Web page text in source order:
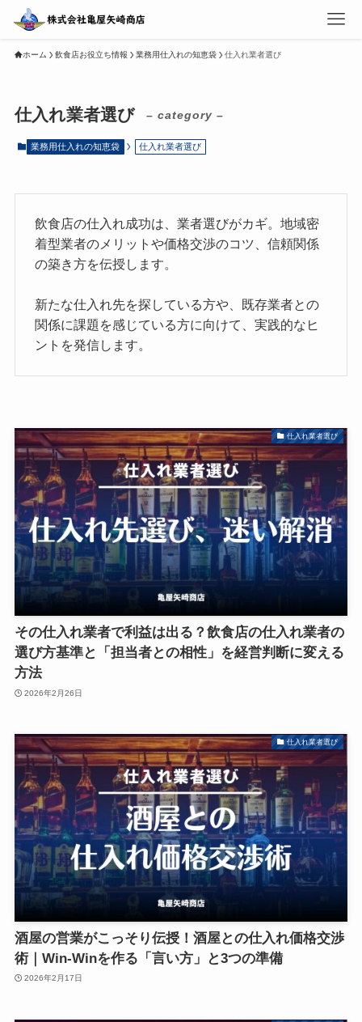
ホーム 飲食店お役立ち情報 業務用仕入れの知恵袋 仕入れ業者選び
仕入れ業者選び – category –
業務用仕入れの知恵袋 仕入れ業者選び
飲食店の仕入れ成功は、業者選びがカギ。地域密
着型業者のメリットや価格交渉のコツ、信頼関係
の築き方を伝授します。
新たな仕入れ先を探している方や、既存業者との
関係に課題を感じている方に向けて、実践的なヒ
ントを発信します。
仕入れ業者選び
その仕入れ業者で利益は出る？飲食店の仕入れ業者の
選び方基準と「担当者との相性」を経営判断に変える
方法
2026年2月26日
仕入れ業者選び
酒屋の営業がこっそり伝授！酒屋との仕入れ価格交渉
術｜Win-Winを作る「言い方」と3つの準備
2026年2月17日